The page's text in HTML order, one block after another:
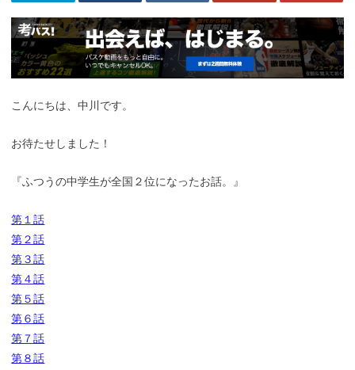
こんにちは、中川です。
お待たせしました！
『ふつうの中学生が全国２位になったお話。』
第１話
第２話
第３話
第４話
第５話
第６話
第７話
第８話